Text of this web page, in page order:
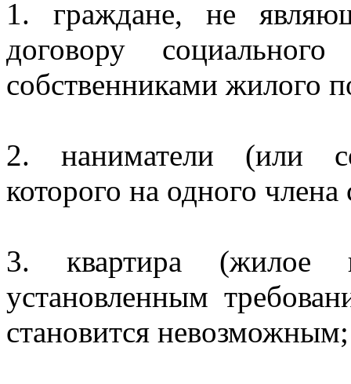
1. граждане, не
договору
собственниками жилого
2. наниматели (или
которого на одного
3. квартира (жилое
установленным
становится